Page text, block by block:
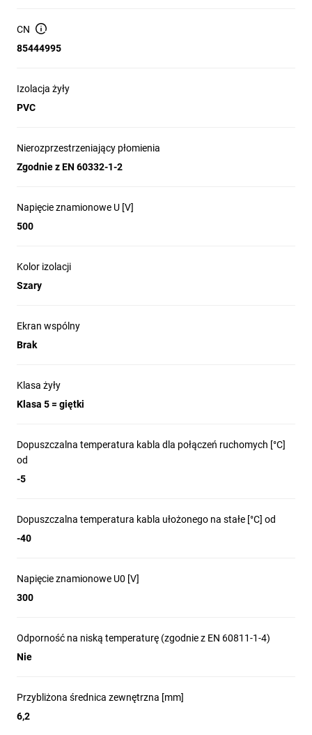
CN
85444995
Izolacja żyły
PVC
Nierozprzestrzeniający płomienia
Zgodnie z EN 60332-1-2
Napięcie znamionowe U [V]
500
Kolor izolacji
Szary
Ekran wspólny
Brak
Klasa żyły
Klasa 5 = giętki
Dopuszczalna temperatura kabla dla połączeń ruchomych [°C]
od
-5
Dopuszczalna temperatura kabla ułożonego na stałe [°C] od
-40
Napięcie znamionowe U0 [V]
300
Odporność na niską temperaturę (zgodnie z EN 60811-1-4)
Nie
Przybliżona średnica zewnętrzna [mm]
6,2